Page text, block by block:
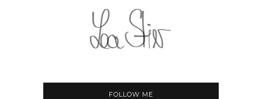
FOLLOW ME